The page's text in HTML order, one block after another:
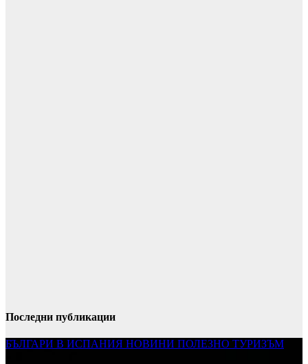
Последни публикации
БЪЛГАРИ В ИСПАНИЯ НОВИНИ ПОЛЕЗНО ТУРИЗЪМ